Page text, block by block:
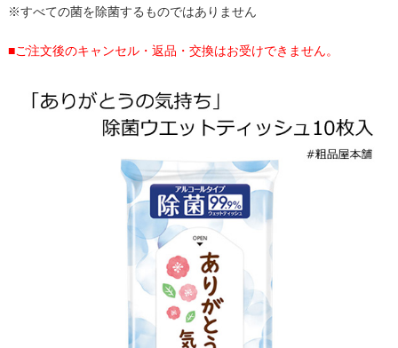
※すべての菌を除菌するものではありません
■ご注文後のキャンセル・返品・交換はお受けできません。